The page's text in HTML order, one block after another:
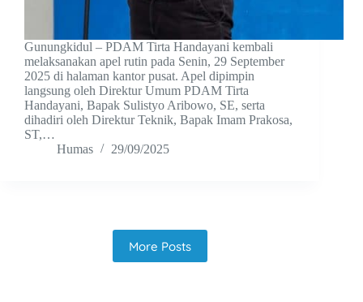
Gunungkidul – PDAM Tirta Handayani kembali
melaksanakan apel rutin pada Senin, 29 September
2025 di halaman kantor pusat. Apel dipimpin
langsung oleh Direktur Umum PDAM Tirta
Handayani, Bapak Sulistyo Aribowo, SE, serta
dihadiri oleh Direktur Teknik, Bapak Imam Prakosa,
ST,…
Humas
29/09/2025
More Posts